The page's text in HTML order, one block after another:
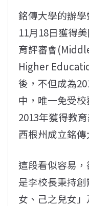
銘傳大學的辦
11月18日獲得
育評審會
Higher
後，不但成為
中，唯一免受
2013年獲得教
西根州成立銘
這段看似容易
是李校長秉持
女、己之兒女